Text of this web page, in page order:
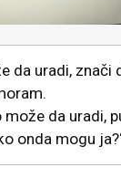
da uradi, znači
da uradi,
onda mogu